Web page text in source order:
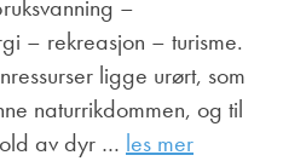
–
– rekreasjon – turisme.
ligge urørt, som
naturrikdommen, og til
av dyr … les mer